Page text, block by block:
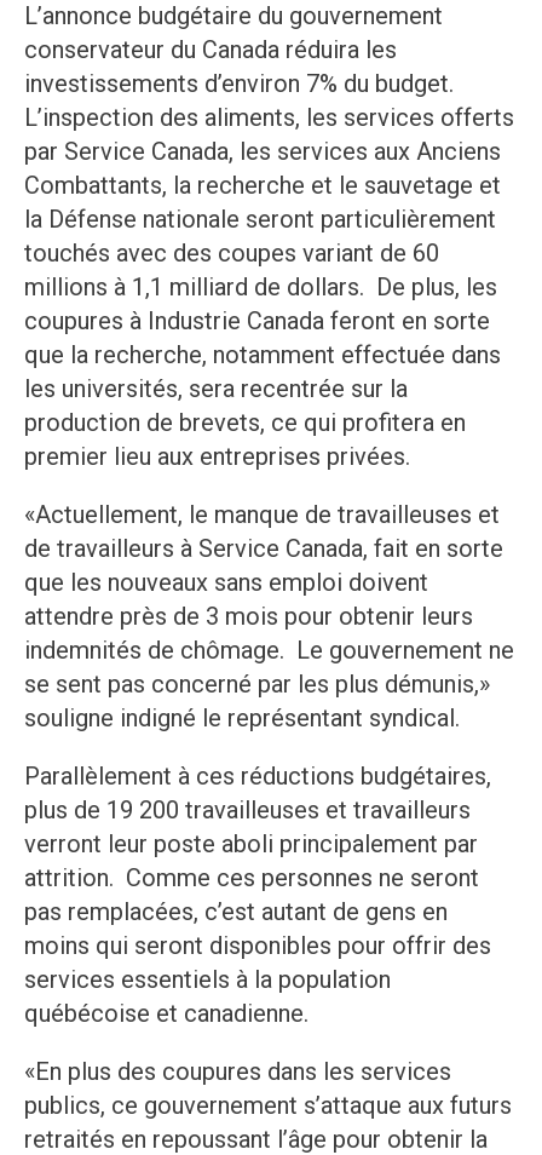
L’annonce budgétaire du gouvernement
conservateur du Canada réduira les
investissements d’environ 7% du budget.
L’inspection des aliments, les services offerts
par Service Canada, les services aux Anciens
Combattants, la recherche et le sauvetage et
la Défense nationale seront particulièrement
touchés avec des coupes variant de 60
millions à 1,1 milliard de dollars. De plus, les
coupures à Industrie Canada feront en sorte
que la recherche, notamment effectuée dans
les universités, sera recentrée sur la
production de brevets, ce qui profitera en
premier lieu aux entreprises privées.
«Actuellement, le manque de travailleuses et
de travailleurs à Service Canada, fait en sorte
que les nouveaux sans emploi doivent
attendre près de 3 mois pour obtenir leurs
indemnités de chômage. Le gouvernement ne
se sent pas concerné par les plus démunis,»
souligne indigné le représentant syndical.
Parallèlement à ces réductions budgétaires,
plus de 19 200 travailleuses et travailleurs
verront leur poste aboli principalement par
attrition. Comme ces personnes ne seront
pas remplacées, c’est autant de gens en
moins qui seront disponibles pour offrir des
services essentiels à la population
québécoise et canadienne.
«En plus des coupures dans les services
publics, ce gouvernement s’attaque aux futurs
retraités en repoussant l’âge pour obtenir la